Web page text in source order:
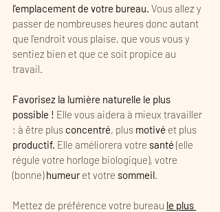
l'emplacement de votre bureau. Vous allez y
passer de nombreuses heures donc autant
que l'endroit vous plaise, que vous vous y
sentiez bien et que ce soit propice au
travail.
Favorisez la lumière naturelle le plus
possible ! Elle vous aidera à mieux travailler
; à être plus concentré, plus motivé et plus
productif. Elle améliorera votre santé (elle
régule votre horloge biologique), votre
(bonne) humeur et votre sommeil.
Mettez de préférence votre bureau le plus